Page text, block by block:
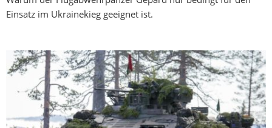
Einsatz im Ukrainekieg geeignet ist.